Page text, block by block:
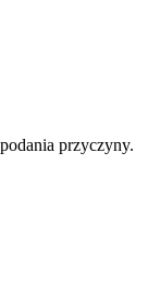
przyczyny.